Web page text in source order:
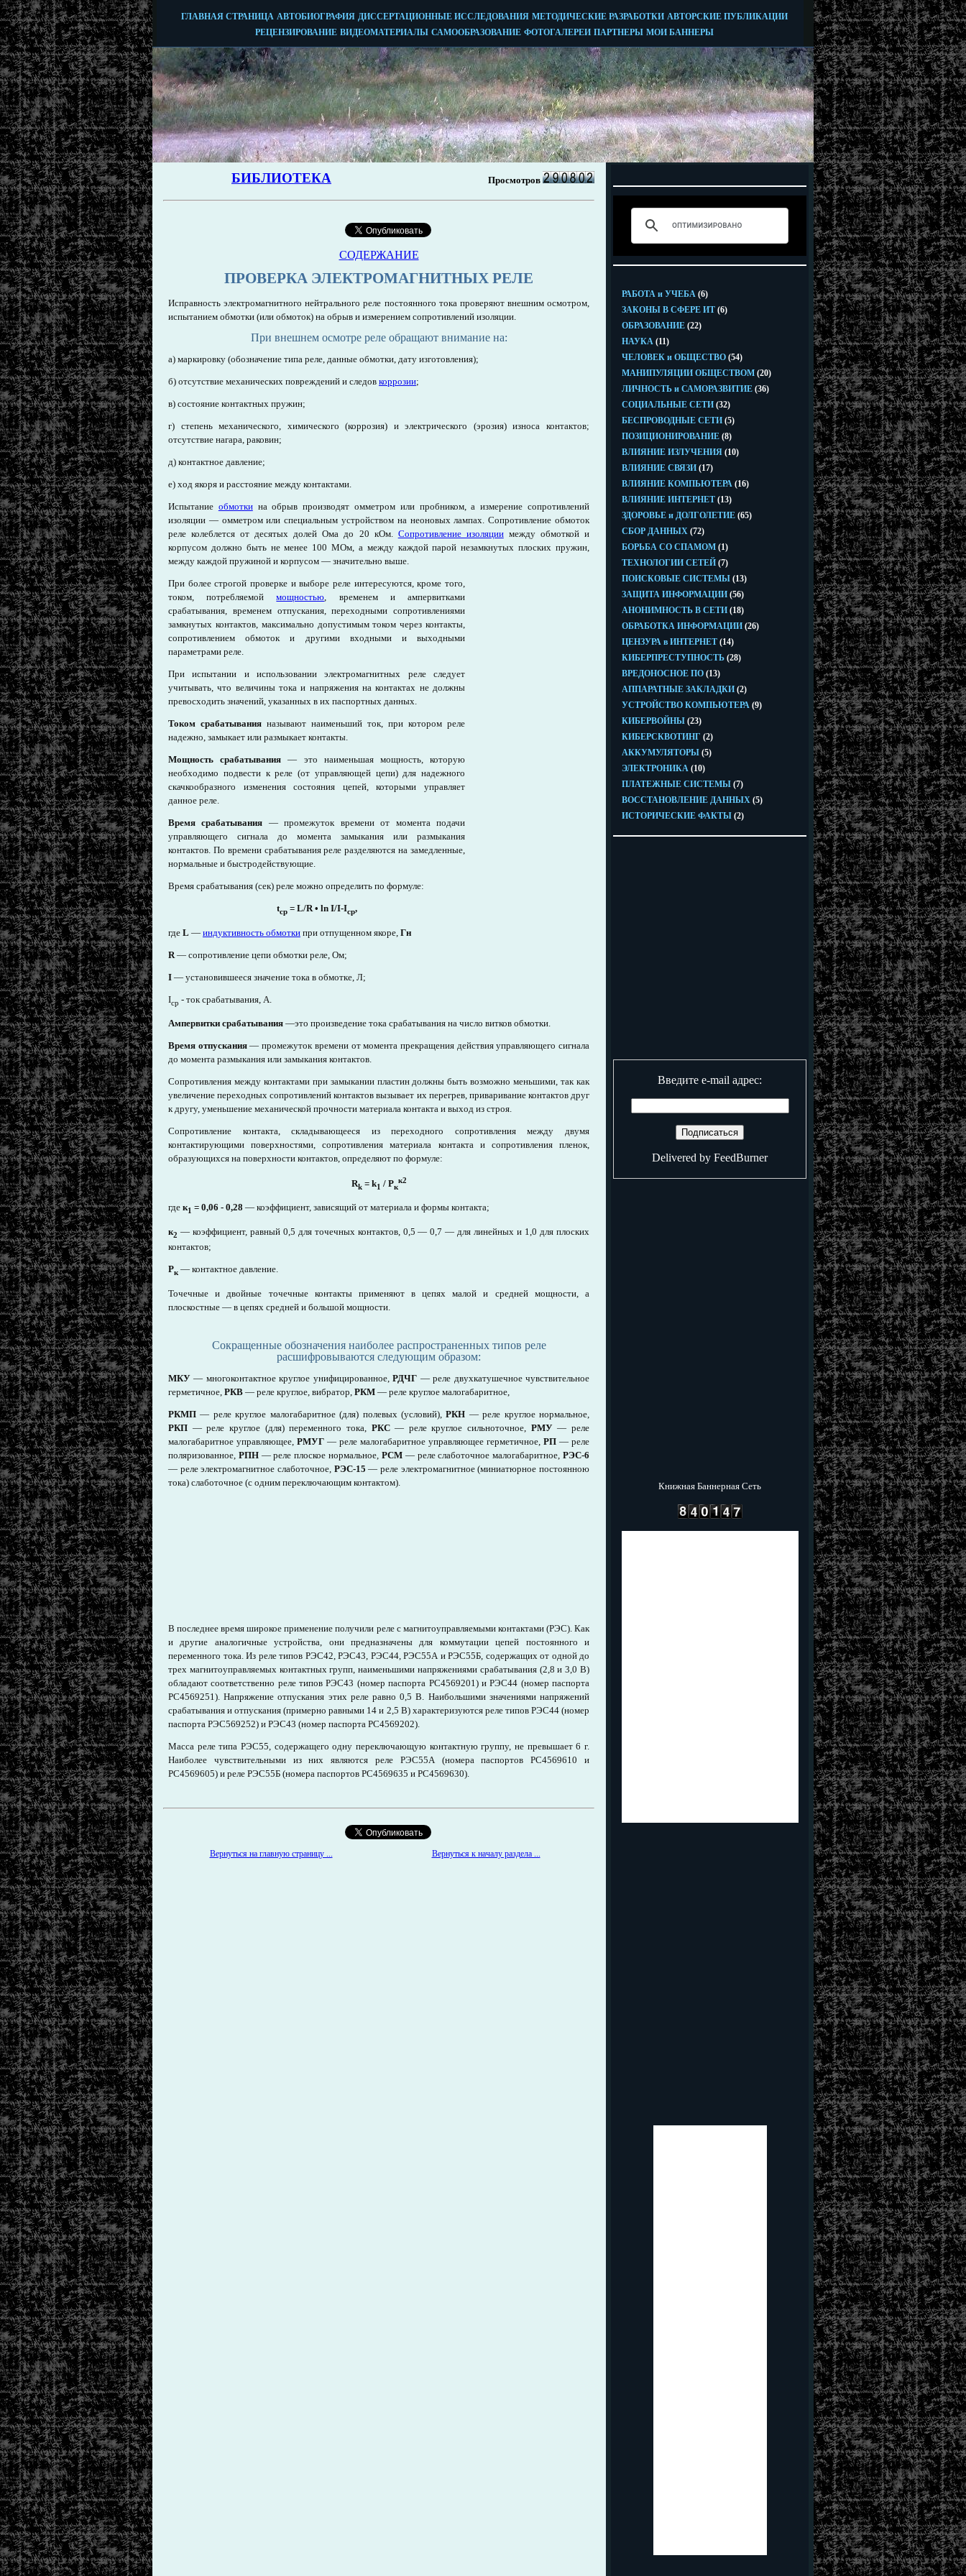
СОДЕРЖАНИЕ
ПРОВЕРКА ЭЛЕКТРОМАГНИТНЫХ РЕЛЕ
Исправность электромагнитного нейтрального реле постоянного тока проверяют внешним осмотром,
испытанием обмотки (или обмоток) на обрыв и измерением сопротивлений изоляции.
При внешнем осмотре реле обращают внимание на:
а) маркировку (обозначение типа реле, данные обмотки, дату изготовления);
б) отсутствие механических повреждений и следов коррозии;
в) состояние контактных пружин;
г) степень механического, химического (коррозия) и электрического (эрозия) износа контактов;
отсутствие нагара, раковин;
д) контактное давление;
е) ход якоря и расстояние между контактами.
Испытание обмоткина обрыв производят омметром или пробником, а измерение сопротивлений
изоляции — омметром или специальным устройством на неоновых лампах. Сопротивление обмоток
реле колеблется от десятых долей Ома до 20 кОм. Сопротивление изоляциимежду обмоткой и
корпусом должно быть не менее 100 МОм, а между каждой парой незамкнутых плоских пружин,
между каждой пружиной и корпусом — значительно выше.
При более строгой проверке и выборе реле интересуются, кроме того,
током, потребляемоймощностью, временем и ампервитками
срабатывания, временем отпускания, переходными сопротивлениями
замкнутых контактов, максимально допустимым током через контакты,
сопротивлением обмоток и другими входными и выходными
параметрами реле.
При испытании и использовании электромагнитных реле следует
учитывать, что величины тока и напряжения на контактах не должны
превосходить значений, указанных в их паспортных данных.
Током срабатывания называют наименьший ток, при котором реле
надежно, замыкает или размыкает контакты.
Мощность срабатывания — это наименьшая мощность, которую
необходимо подвести к реле (от управляющей цепи) для надежного
скачкообразного изменения состояния цепей, которыми управляет
данное реле.
Время срабатывания — промежуток времени от момента подачи
управляющего сигнала до момента замыкания или размыкания
контактов. По времени срабатывания реле разделяются на замедленные,
нормальные и быстродействующие.
Время срабатывания (сек) реле можно определить по формуле:
tср= L/R• ln I/I-Iср,
где L — индуктивность обмотки при отпущенном якоре, Гн
R — сопротивление цепи обмотки реле, Ом;
I — установившееся значение тока в обмотке, Л;
Iср - ток срабатывания, А.
Ампервитки срабатывания —это произведение тока срабатывания на число витков обмотки.
Время отпускания— промежуток времени от момента прекращения действия управляющего сигнала
до момента размыкания или замыкания контактов.
Сопротивления между контактами при замыкании пластин должны быть возможно меньшими, так как
увеличение переходных сопротивлений контактов вызывает их перегрев, приваривание контактов друг
к другу, уменьшение механической прочности материала контакта и выход из строя.
Сопротивление контакта, складывающееся из переходного сопротивления между двумя
контактирующими поверхностями, сопротивления материала контакта и сопротивления пленок,
образующихся на поверхности контактов, определяют по формуле:
Rk = k1 / Pк
к2
где к1 = 0,06 - 0,28 — коэффициент, зависящий от материала и формы контакта;
к2 — коэффициент, равный 0,5 для точечных контактов, 0,5 — 0,7 — для линейных и 1,0 для плоских
контактов;
Рк — контактное давление.
Точечные и двойные точечные контакты применяют в цепях малой и средней мощности, а
плоскостные — в цепях средней и большой мощности.
Сокращенные обозначения наиболее распространенных типов реле
расшифровываются следующим образом:
МКУ — многоконтактное круглое унифицированное,РДЧГ — реле двухкатушечное чувствительное
герметичное, РКВ — реле круглое, вибратор, РКМ — реле круглое малогабаритное,
РКМП — реле круглое малогабаритное (для) полевых (условий),РКН — реле круглое нормальное,
РКП — реле круглое (для) переменного тока, РКС— реле круглое сильноточное, РМУ— реле
малогабаритное управляющее, РМУГ — реле малогабаритное управляющее герметичное, РП — реле
поляризованное, РПН— реле плоское нормальное, РСМ— реле слаботочное малогабаритное,РЭС-6
— реле электромагнитное слаботочное, РЭС-15 — реле электромагнитное (миниатюрное постоянною
тока) слаботочное (с одним переключающим контактом).
В последнее время широкое применение получили реле с магнитоуправляемыми контактами (РЭС). Как
и другие аналогичные устройства, они предназначены для коммутации цепей постоянного и
переменного тока. Из реле типов РЭС42, РЭС43, РЭС44, РЭС55А и РЭС55Б, содержащих от одной до
трех магнитоуправляемых контактных групп, наименьшими напряжениями срабатывания (2,8 и 3,0 В)
обладают соответственно реле типов РЭС43 (номер паспорта РС4569201) и РЭС44 (номер паспорта
РС4569251). Напряжение отпускания этих реле равно 0,5 В. Наибольшими значениями напряжений
срабатывания и отпускания (примерно равными 14 и 2,5 В) характеризуются реле типов РЭС44 (номер
паспорта РЭС569252) и РЭС43 (номер паспорта РС4569202).
Масса реле типа РЭС55, содержащего одну переключающую контактную группу, не превышает 6 г.
Наиболее чувствительными из них являются реле РЭС55А (номера паспортов РС4569610 и
РС4569605) и реле РЭС55Б (номера паспортов РС4569635 и РС4569630).
Вернуться на главную страницу ... Вернуться к началу раздела ...